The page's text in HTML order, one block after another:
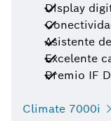
Display
Asistente
Excelente
Premio IF
Climate 7000i